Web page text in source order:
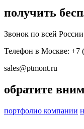
получить
Звонок по всей
Телефон в Москве: +7
sales@ptmont.ru
обратите
портфолио компании